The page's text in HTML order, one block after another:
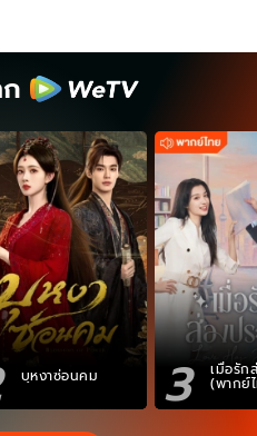
บุหงาซ่อนคม 3 เมื่อรัก
(พากย์